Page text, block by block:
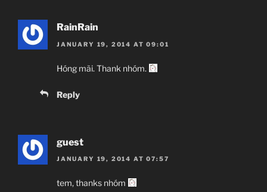
RainRain
JANUARY 19, 2014 AT 09:01
Hóng mãi. Thank nhóm.
Reply
guest
JANUARY 19, 2014 AT 07:57
tem, thanks nhóm